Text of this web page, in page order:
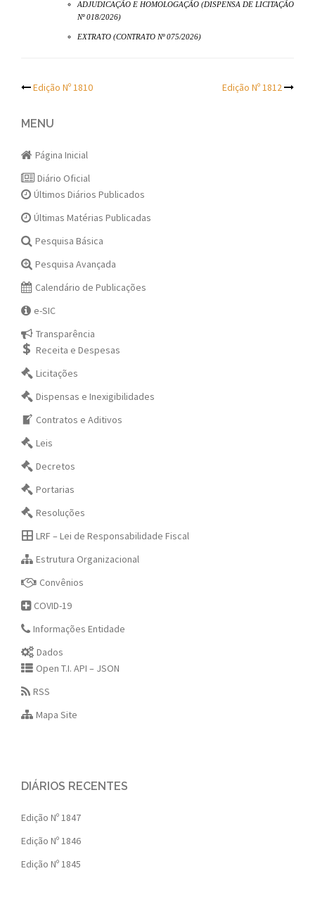
ADJUDICAÇÃO E HOMOLOGAÇÃO (DISPENSA DE LICITAÇÃO
Nº 018/2026)
EXTRATO (CONTRATO Nº 075/2026)
Post
navigation
Edição Nº 1810 Edição Nº 1812
MENU
Página Inicial
Diário Oficial
Últimos Diários Publicados
Últimas Matérias Publicadas
Pesquisa Básica
Pesquisa Avançada
Calendário de Publicações
e-SIC
Transparência
Receita e Despesas
Licitações
Dispensas e Inexigibilidades
Contratos e Aditivos
Leis
Decretos
Portarias
Resoluções
LRF – Lei de Responsabilidade Fiscal
Estrutura Organizacional
Convênios
COVID-19
Informações Entidade
Dados
Open T.I. API – JSON
RSS
Mapa Site
DIÁRIOS RECENTES
Edição Nº 1847
Edição Nº 1846
Edição Nº 1845